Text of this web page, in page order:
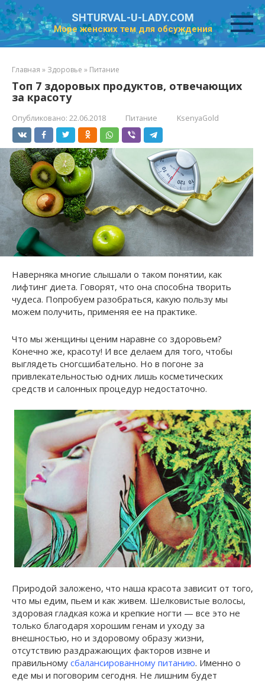
Перейти
к
контенту
SHTURVAL-U-LADY.COM
Море женских тем для обсуждения
Главная » Здоровье » Питание
Топ 7 здоровых продуктов, отвечающих
за красоту
Опубликовано: 22.06.2018 Питание KsenyaGold
Наверняка многие слышали о таком понятии, как
лифтинг диета. Говорят, что она способна творить
чудеса. Попробуем разобраться, какую пользу мы
можем получить, применяя ее на практике.
Что мы женщины ценим наравне со здоровьем?
Конечно же, красоту! И все делаем для того, чтобы
выглядеть сногсшибательно. Но в погоне за
привлекательностью одних лишь косметических
средств и салонных процедур недостаточно.
Природой заложено, что наша красота зависит от того,
что мы едим, пьем и как живем. Шелковистые волосы,
здоровая гладкая кожа и крепкие ногти — все это не
только благодаря хорошим генам и уходу за
внешностью, но и здоровому образу жизни,
отсутствию раздражающих факторов извне и
правильному сбалансированному питанию. Именно о
еде мы и поговорим сегодня. Не лишним будет